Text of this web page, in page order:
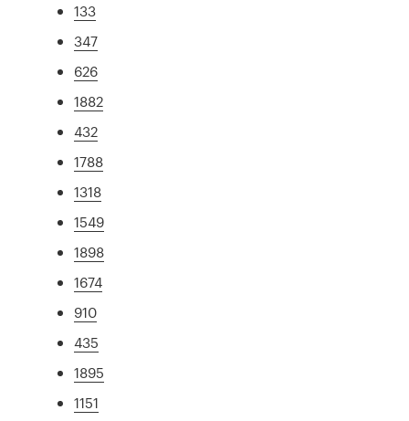
133
347
626
1882
432
1788
1318
1549
1898
1674
910
435
1895
1151